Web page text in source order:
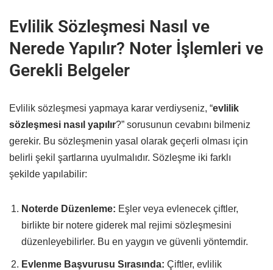
Evlilik Sözleşmesi Nasıl ve
Nerede Yapılır? Noter İşlemleri ve
Gerekli Belgeler
Evlilik sözleşmesi yapmaya karar verdiyseniz, “evlilik
sözleşmesi nasıl yapılır?” sorusunun cevabını bilmeniz
gerekir. Bu sözleşmenin yasal olarak geçerli olması için
belirli şekil şartlarına uyulmalıdır. Sözleşme iki farklı
şekilde yapılabilir:
Noterde Düzenleme: Eşler veya evlenecek çiftler,
birlikte bir notere giderek mal rejimi sözleşmesini
düzenleyebilirler. Bu en yaygın ve güvenli yöntemdir.
Evlenme Başvurusu Sırasında: Çiftler, evlilik